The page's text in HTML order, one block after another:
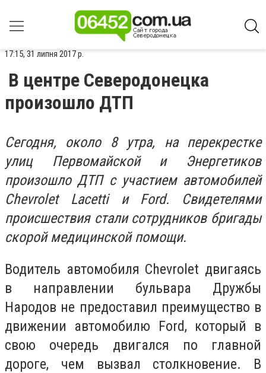
17:15, 31 липня 2017 р.
В центре Северодонецка
произошло ДТП
Сегодня, около 8 утра, на перекрестке
улиц Первомайской и Энергетиков
произошло ДТП с участием автомобилей
Chevrolet Lacetti и Ford. Свидетелями
происшествия стали сотрудников бригады
скорой медицинской помощи.
Водитель автомобиля Chevrolet двигаясь
в направлении бульвара Дружбы
Народов не предоставил преимущество в
движении автомобилю Ford, который в
свою очередь двигался по главной
дороге, чем вызвал столкновение. В